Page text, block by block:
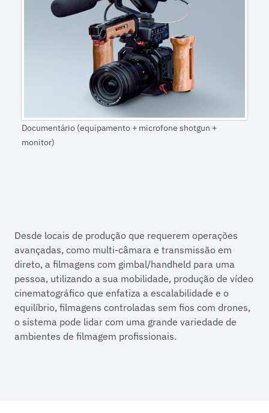
Documentário (equipamento + microfone shotgun +
monitor)
Desde locais de produção que requerem operações
avançadas, como multi-câmara e transmissão em
direto, a filmagens com gimbal/handheld para uma
pessoa, utilizando a sua mobilidade, produção de vídeo
cinematográfico que enfatiza a escalabilidade e o
equilíbrio, filmagens controladas sem fios com drones,
o sistema pode lidar com uma grande variedade de
ambientes de filmagem profissionais.